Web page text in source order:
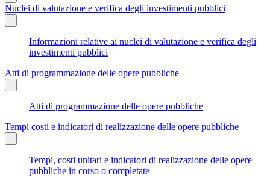
Nuclei di valutazione e verifica degli investimenti pubblici
Informazioni relative ai nuclei di valutazione e verifica degli
investimenti pubblici
Atti di programmazione delle opere pubbliche
Atti di programmazione delle opere pubbliche
Tempi costi e indicatori di realizzazione delle opere pubbliche
Tempi, costi unitari e indicatori di realizzazione delle opere
pubbliche in corso o completate